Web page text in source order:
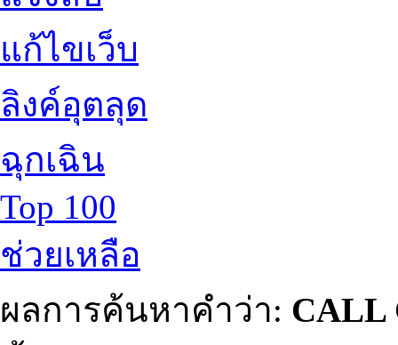
แก้ไขเว็บ
ลิงค์อุตลุด
ฉุกเฉิน
Top 100
ช่วยเหลือ
ผลการค้นหาคำว่า: CALL